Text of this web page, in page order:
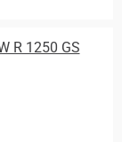
R 1250 GS